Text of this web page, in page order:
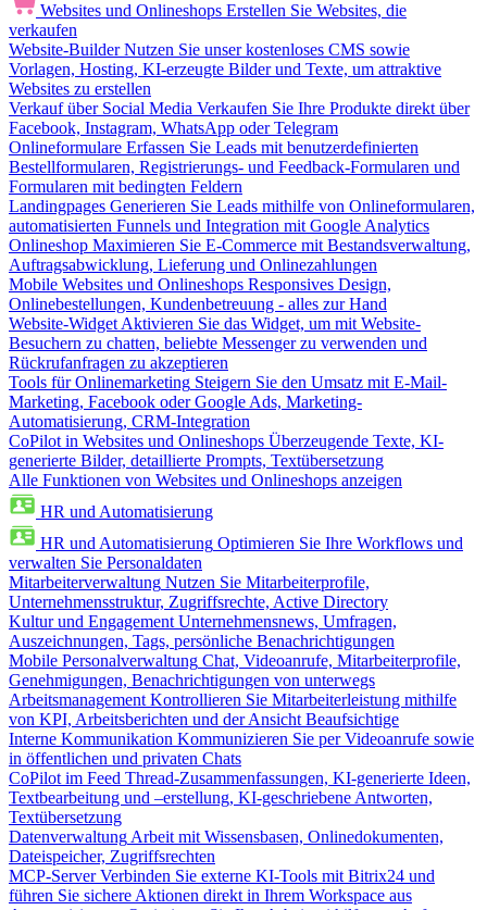
Websites und Onlineshops Erstellen Sie Websites, die
verkaufen
Website-Builder Nutzen Sie unser kostenloses CMS sowie
Vorlagen, Hosting, KI-erzeugte Bilder und Texte, um attraktive
Websites zu erstellen
Verkauf über Social Media Verkaufen Sie Ihre Produkte direkt über
Facebook, Instagram, WhatsApp oder Telegram
Onlineformulare Erfassen Sie Leads mit benutzerdefinierten
Bestellformularen, Registrierungs- und Feedback-Formularen und
Formularen mit bedingten Feldern
Landingpages Generieren Sie Leads mithilfe von Onlineformularen,
automatisierten Funnels und Integration mit Google Analytics
Onlineshop Maximieren Sie E-Commerce mit Bestandsverwaltung,
Auftragsabwicklung, Lieferung und Onlinezahlungen
Mobile Websites und Onlineshops Responsives Design,
Onlinebestellungen, Kundenbetreuung - alles zur Hand
Website-Widget Aktivieren Sie das Widget, um mit Website-
Besuchern zu chatten, beliebte Messenger zu verwenden und
Rückrufanfragen zu akzeptieren
Tools für Onlinemarketing Steigern Sie den Umsatz mit E-Mail-
Marketing, Facebook oder Google Ads, Marketing-
Automatisierung, CRM-Integration
CoPilot in Websites und Onlineshops Überzeugende Texte, KI-
generierte Bilder, detaillierte Prompts, Textübersetzung
Alle Funktionen von Websites und Onlineshops anzeigen
HR und Automatisierung
HR und Automatisierung Optimieren Sie Ihre Workflows und
verwalten Sie Personaldaten
Mitarbeiterverwaltung Nutzen Sie Mitarbeiterprofile,
Unternehmensstruktur, Zugriffsrechte, Active Directory
Kultur und Engagement Unternehmensnews, Umfragen,
Auszeichnungen, Tags, persönliche Benachrichtigungen
Mobile Personalverwaltung Chat, Videoanrufe, Mitarbeiterprofile,
Genehmigungen, Benachrichtigungen von unterwegs
Arbeitsmanagement Kontrollieren Sie Mitarbeiterleistung mithilfe
von KPI, Arbeitsberichten und der Ansicht Beaufsichtige
Interne Kommunikation Kommunizieren Sie per Videoanrufe sowie
in öffentlichen und privaten Chats
CoPilot im Feed Thread-Zusammenfassungen, KI-generierte Ideen,
Textbearbeitung und –erstellung, KI-geschriebene Antworten,
Textübersetzung
Datenverwaltung Arbeit mit Wissensbasen, Onlinedokumenten,
Dateispeicher, Zugriffsrechten
MCP-Server Verbinden Sie externe KI-Tools mit Bitrix24 und
führen Sie sichere Aktionen direkt in Ihrem Workspace aus